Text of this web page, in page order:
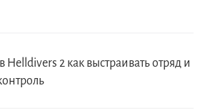
Helldivers 2 как выстраивать отряд и